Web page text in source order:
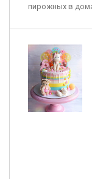
пирожных в